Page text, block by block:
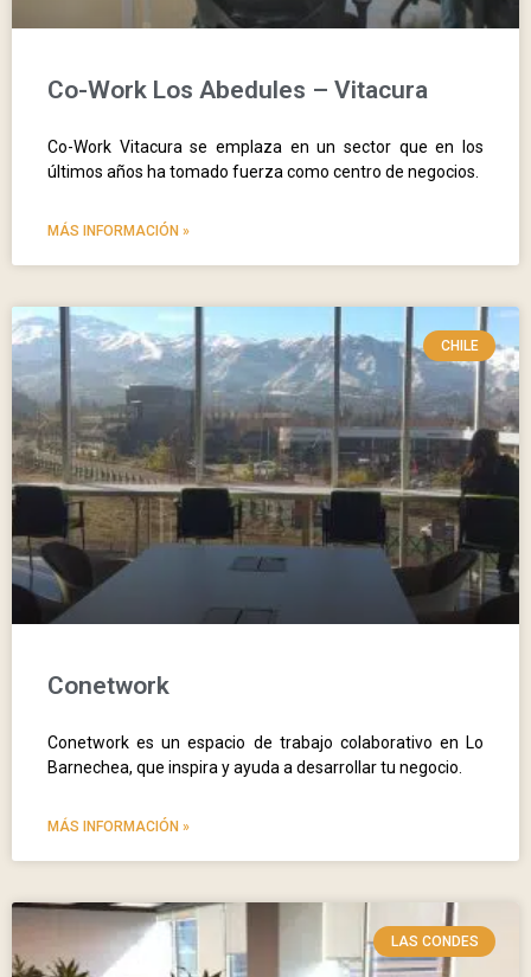
Co-Work Los Abedules – Vitacura
Co-Work Vitacura se emplaza en un sector que en los
últimos años ha tomado fuerza como centro de negocios.
MÁS INFORMACIÓN »
CHILE
Conetwork
Conetwork es un espacio de trabajo colaborativo en Lo
Barnechea, que inspira y ayuda a desarrollar tu negocio.
MÁS INFORMACIÓN »
LAS CONDES